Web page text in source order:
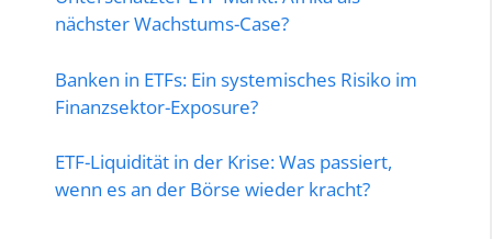
nächster Wachstums-Case?
Banken in ETFs: Ein systemisches Risiko im
Finanzsektor-Exposure?
ETF-Liquidität in der Krise: Was passiert,
wenn es an der Börse wieder kracht?